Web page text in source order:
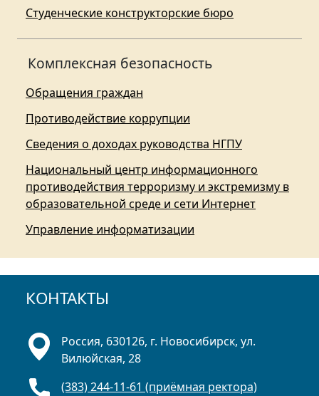
Студенческие конструкторские бюро
Комплексная безопасность
Обращения граждан
Противодействие коррупции
Сведения о доходах руководства НГПУ
Национальный центр информационного
противодействия терроризму и экстремизму в
образовательной среде и сети Интернет
Управление информатизации
КОНТАКТЫ
Россия, 630126, г. Новосибирск, ул.
Вилюйская, 28
(383) 244-11-61 (приёмная ректора)